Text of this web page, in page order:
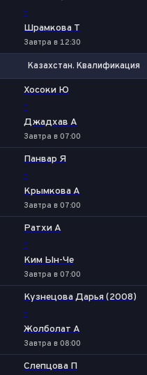
-
Шрамкова Т
Завтра в 12:30
Казахстан. Квалификация
Хосоки Ю
-
Джадхав А
Завтра в 07:00
Панвар Я
-
Крымкова А
Завтра в 07:00
Ратхи А
-
Ким Ын-Че
Завтра в 07:00
Кузнецова Дарья (2008)
-
Жолболат А
Завтра в 08:00
Слепцова П